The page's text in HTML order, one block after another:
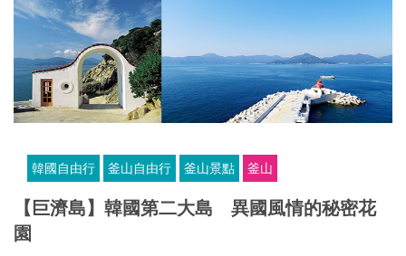
韓國自由行 釜山自由行 釜山景點 釜山
【巨濟島】韓國第二大島 異國風情的秘密花
園